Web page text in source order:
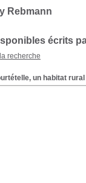
Rebmann
écrits
recherche
un habitat